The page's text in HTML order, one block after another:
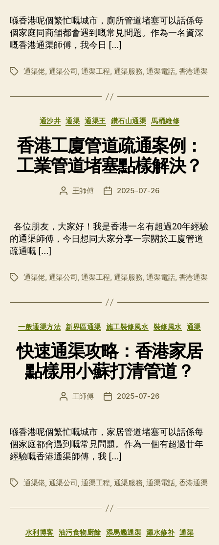
者
期
喺香港呢個繁忙嘅城市，廁所管道堵塞可以話係每
個家庭同商舖都會遇到嘅常見問題。作為一名資深
嘅香港通渠師傅，我今日 […]
标
通渠佬, 通渠公司,通渠工程, 通渠服務,通渠電話, 香港通渠
分
通沙井 通渠 通渠王 鑽石山通渠 馬桶維修
香港工廈管道疏通案例：
工業管道堵塞點樣解決？
文
者
王師傅
发
期
2025-07-26
各位朋友，大家好！我是香港一名有超過20年經驗
的通渠師傅，今日想同大家分享一宗關於工廈管道
疏通嘅 […]
标
通渠佬 通渠公司 ,通渠工程 通渠服務 ,通渠電話 香港通渠
分
一般通渠方法 新界區通渠 施工裝修風水 裝修風水 通渠
快速通渠攻略：香港家居
點樣用小蘇打清管道？
文
者
王師傅
发
期
2025-07-26
喺香港呢個繁忙嘅城市，家居管道堵塞可以話係每
個家庭都會遇到嘅常見問題。作為一個有超過廿年
經驗嘅香港通渠師傅，我 […]
标
通渠佬, 通渠公司,通渠工程, 通渠服務,通渠電話, 香港通渠
分
水利博客 油污食物廚餘 添馬艦通渠 漏水修补 通渠